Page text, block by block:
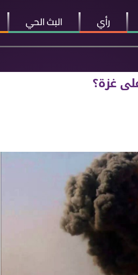
رأي البث الحي
غزة؟